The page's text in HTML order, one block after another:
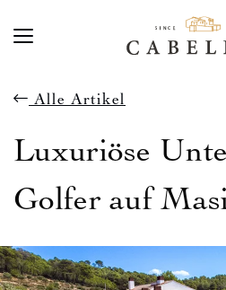
Alle Artikel
Luxuriöse
Golfer auf